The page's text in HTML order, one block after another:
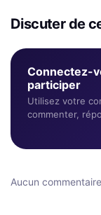
Discuter de
Connectez-
participer
Utilisez votre
commenter,
Aucun